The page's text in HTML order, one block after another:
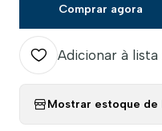
Comprar agora
Adicionar à
Mostrar estoque de